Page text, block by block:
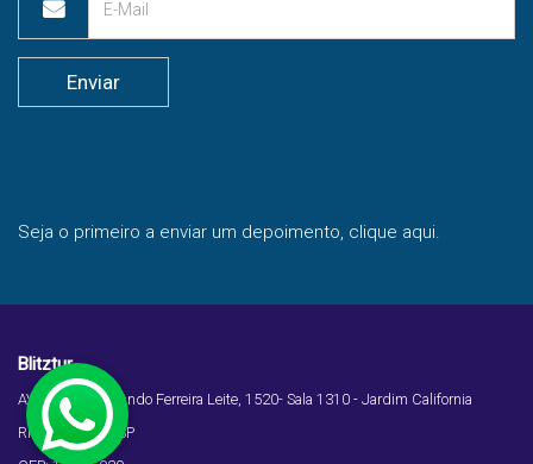
Seja o primeiro a enviar um depoimento, clique aqui
Blitztur
AV Coronel Fernando Ferreira Leite, 1520- Sala 1310 - Jardim California
Ribeirão Preto-
SP